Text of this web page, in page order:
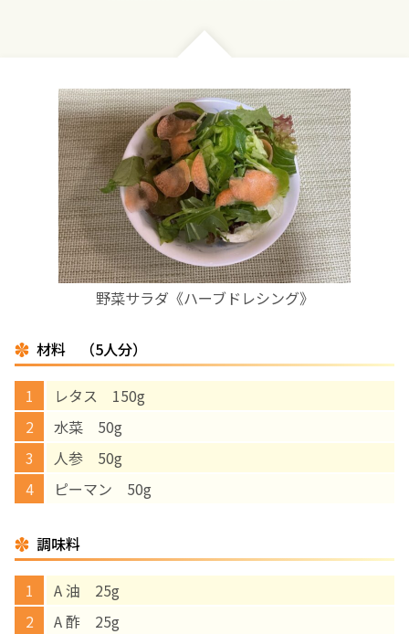
野菜サラダ《ハーブドレシング》
材料 （5人分）
レタス 150g
水菜 50g
人参 50g
ピーマン 50g
調味料
A 油 25g
A 酢 25g
お産について
親と子の結びつき支援
母乳育児
予防接種
‘さんルーム’ でさまざまな講座・クラス
遠方にお住まいで当院での出産を希望される方へ